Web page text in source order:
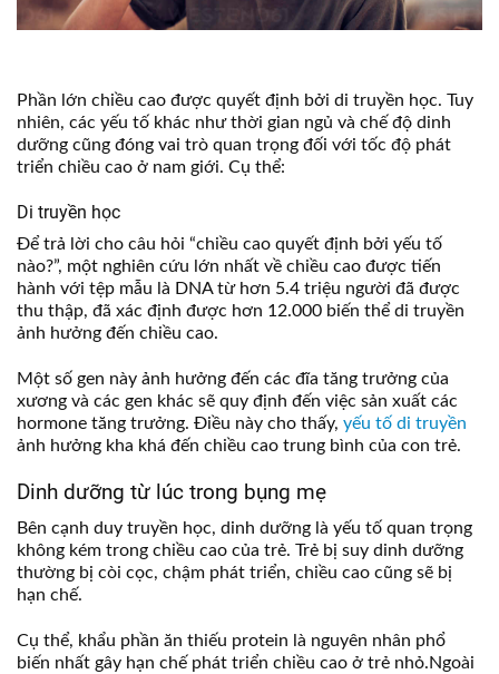
Phần lớn chiều cao được quyết định bởi di truyền học. Tuy
nhiên, các yếu tố khác như thời gian ngủ và chế độ dinh
dưỡng cũng đóng vai trò quan trọng đối với tốc độ phát
triển chiều cao ở nam giới. Cụ thể:
Di truyền học
Để trả lời cho câu hỏi “chiều cao quyết định bởi yếu tố
nào?”, một nghiên cứu lớn nhất về chiều cao được tiến
hành với tệp mẫu là DNA từ hơn 5.4 triệu người đã được
thu thập, đã xác định được hơn 12.000 biến thể di truyền
ảnh hưởng đến chiều cao.
Một số gen này ảnh hưởng đến các đĩa tăng trưởng của
xương và các gen khác sẽ quy định đến việc sản xuất các
hormone tăng trưởng. Điều này cho thấy, yếu tố di truyền
ảnh hưởng kha khá đến chiều cao trung bình của con trẻ.
Dinh dưỡng từ lúc trong bụng mẹ
Bên cạnh duy truyền học, dinh dưỡng là yếu tố quan trọng
không kém trong chiều cao của trẻ. Trẻ bị suy dinh dưỡng
thường bị còi cọc, chậm phát triển, chiều cao cũng sẽ bị
hạn chế.
Cụ thể, khẩu phần ăn thiếu protein là nguyên nhân phổ
biến nhất gây hạn chế phát triển chiều cao ở trẻ nhỏ.Ngoài